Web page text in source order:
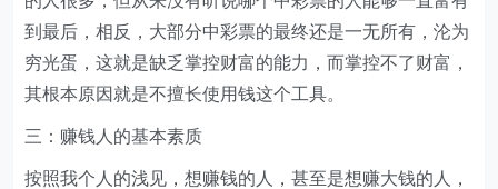
到最后，相反，大部分中彩票的最终还是一无所有，沦为
穷光蛋，这就是缺乏掌控财富的能力，而掌控不了财富，
其根本原因就是不擅长使用钱这个工具。
三：赚钱人的基本素质
按照我个人的浅见，想赚钱的人，甚至是想赚大钱的人，